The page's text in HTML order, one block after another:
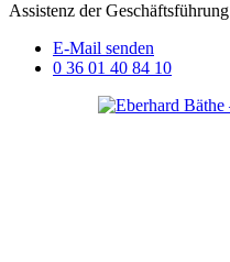
Assistenz der Geschäftsführung
E-Mail senden
0 36 01 40 84 10